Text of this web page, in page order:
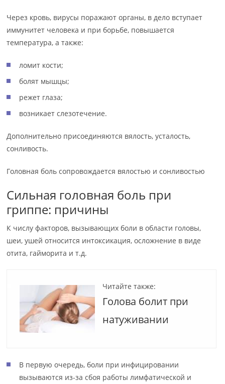
Через кровь, вирусы поражают органы, в дело вступает
иммунитет человека и при борьбе, повышается
температура, а также:
ломит кости;
болят мышцы;
режет глаза;
возникает слезотечение.
Дополнительно присоединяются вялость, усталость,
сонливость.
Головная боль сопровождается вялостью и сонливостью
Сильная головная боль при
гриппе: причины
К числу факторов, вызывающих боли в области головы,
шеи, ушей относится интоксикация, осложнение в виде
отита, гайморита и т.д.
Читайте также:
Голова болит при
натуживании
В первую очередь, боли при инфицировании
вызываются из-за сбоя работы лимфатической и